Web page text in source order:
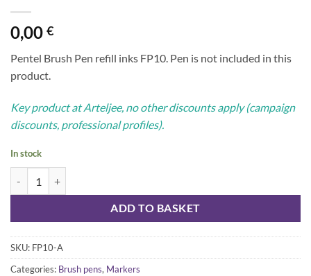
0,00 €
Pentel Brush Pen refill inks FP10. Pen is not included in this
product.
Key product at Arteljee, no other discounts apply (campaign
discounts, professional profiles).
In stock
ADD TO BASKET
SKU: FP10-A
Categories: Brush pens, Markers